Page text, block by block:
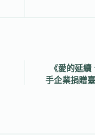
《愛的延
手企業捐贈